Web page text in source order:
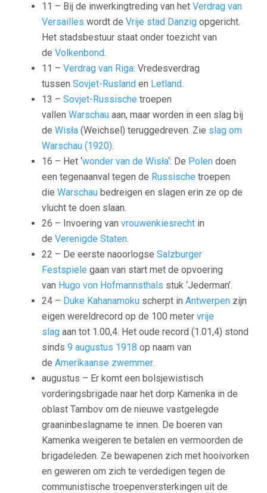
11 – Bij de inwerkingtreding van het Verdrag van
Versailles wordt de Vrije stad Danzig opgericht.
Het stadsbestuur staat onder toezicht van
de Volkenbond.
11 – Verdrag van Riga: Vredesverdrag
tussen Sovjet-Rusland en Letland.
13 – Sovjet-Russische troepen
vallen Warschau aan, maar worden in een slag bij
de Wisła (Weichsel) teruggedreven. Zie slag om
Warschau (1920).
16 – Het ‘wonder van de Wisła‘: De Polen doen
een tegenaanval tegen de Russische troepen
die Warschau bedreigen en slagen erin ze op de
vlucht te doen slaan.
26 – Invoering van vrouwenkiesrecht in
de Verenigde Staten.
22 – De eerste naoorlogse Salzburger
Festspiele gaan van start met de opvoering
van Hugo von Hofmannsthals stuk ‘Jederman’.
24 – Duke Kahanamoku scherpt in Antwerpen zijn
eigen wereldrecord op de 100 meter vrije
slag aan tot 1.00,4. Het oude record (1.01,4) stond
sinds 9 augustus 1918 op naam van
de Amerikaanse zwemmer.
augustus – Er komt een bolsjewistisch
vorderingsbrigade naar het dorp Kamenka in de
oblast Tambov om de nieuwe vastgelegde
graaninbeslagname te innen. De boeren van
Kamenka weigeren te betalen en vermoorden de
brigadeleden. Ze bewapenen zich met hooivorken
en geweren om zich te verdedigen tegen de
communistische troepenversterkingen uit de